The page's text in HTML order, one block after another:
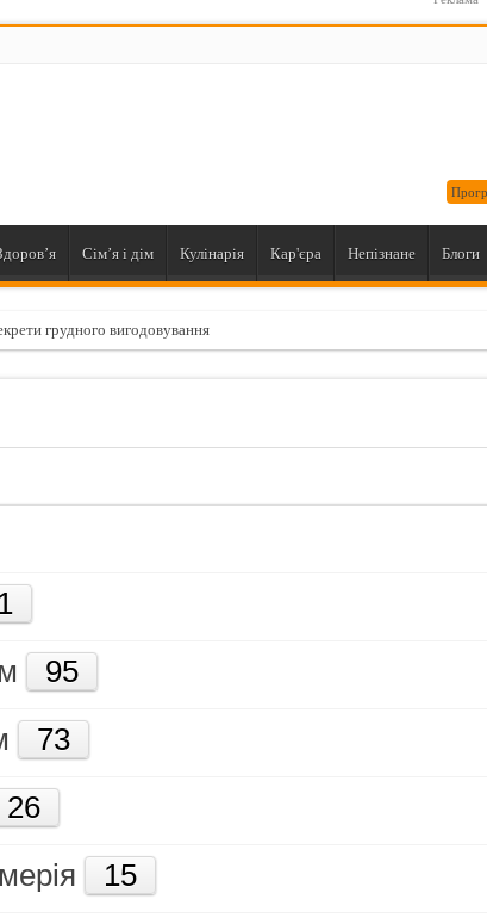
Сім’я і дім Кулінарія Кар'єра Непізнане Блоги
грудного вигодовування
і чим здивувати чоловіка в ліжку?
заламінувати волосся за допомогою желатину?
робити, якщо довго немає сексу
95
73
26
15